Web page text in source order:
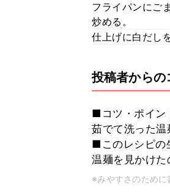
フライパンにご
炒める。
仕上げに白だし
投稿者からの
■コツ・ポイン
茹でて洗った温
■このレシピの
温麺を見かけた
※みやすさのために